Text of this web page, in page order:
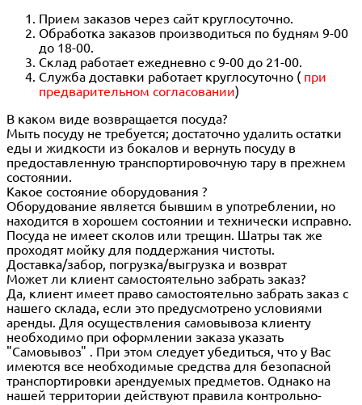
Прием заказов через сайт круглосуточно.
Обработка заказов производиться по будням 9-00
до 18-00.
Склад работает ежедневно с 9-00 до 21-00.
Служба доставки работает круглосуточно ( при
предварительном согласовании)
В каком виде возвращается посуда?
Мыть посуду не требуется; достаточно удалить остатки
еды и жидкости из бокалов и вернуть посуду в
предоставленную транспортировочную тару в прежнем
состоянии.
Какое состояние оборудования ?
Оборудование является бывшим в употреблении, но
находится в хорошем состоянии и технически исправно.
Посуда не имеет сколов или трещин. Шатры так же
проходят мойку для поддержания чистоты.
Доставка/забор, погрузка/выгрузка и возврат
Может ли клиент самостоятельно забрать заказ?
Да, клиент имеет право самостоятельно забрать заказ с
нашего склада, если это предусмотрено условиями
аренды. Для осуществления самовывоза клиенту
необходимо при оформлении заказа указать
"Самовывоз" . При этом следует убедиться, что у Вас
имеются все необходимые средства для безопасной
транспортировки арендуемых предметов. Однако на
нашей территории действуют правила контрольно-